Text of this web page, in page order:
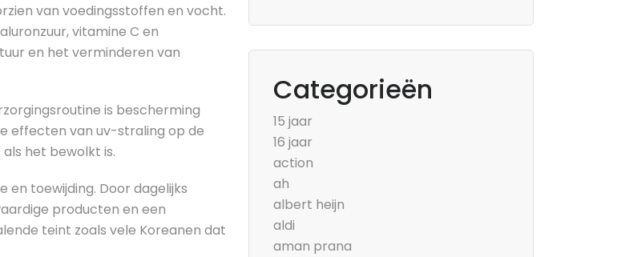
van voedingsstoffen en vocht.
vitamine C en
en het verminderen van
is bescherming
effecten van uv-straling op de
het bewolkt is.
en toewijding. Door dagelijks
producten en een
teint zoals vele Koreanen dat
Categorieën
15 jaar
16 jaar
action
ah
albert heijn
aldi
aman prana